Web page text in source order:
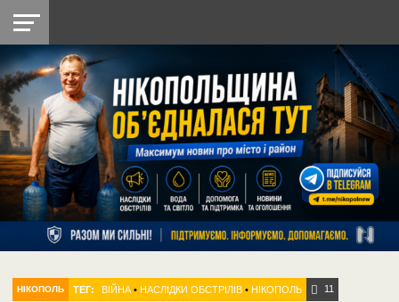
НІКОПОЛЬ
РАЙОН
СІЧЕСЛАВСЬКА
УКРАЇНА
РЕТРО
НІКОПОЛЬ
ЛАЙТ
УКРАЇНА
ДОПОМОГА
РАДІО
НІКОПОЛЬ ТЕГ: ВІЙНА •НАСЛІДКИ ОБСТРІЛІВ •НІКОПОЛЬ 11